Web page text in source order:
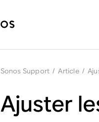
Sonos Support / Article /
Ajuster